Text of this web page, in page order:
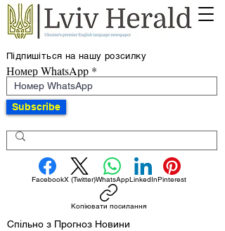
Підпишіться на нашу розсилку
Номер WhatsApp
Subscribe
FacebookX (Twitter)WhatsAppLinkedInPinterest
Копіювати посилання
Спільно з Прогноз Новини